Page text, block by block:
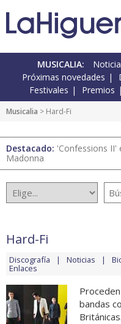
MUSICALIA:
Próximas novedades
Festivales
Premios
Musicalia > Hard-Fi
Destacado: 'Confessions II'
Madonna
Hard-Fi
Discografía Noticias
Enlaces
bandas
Británicas.